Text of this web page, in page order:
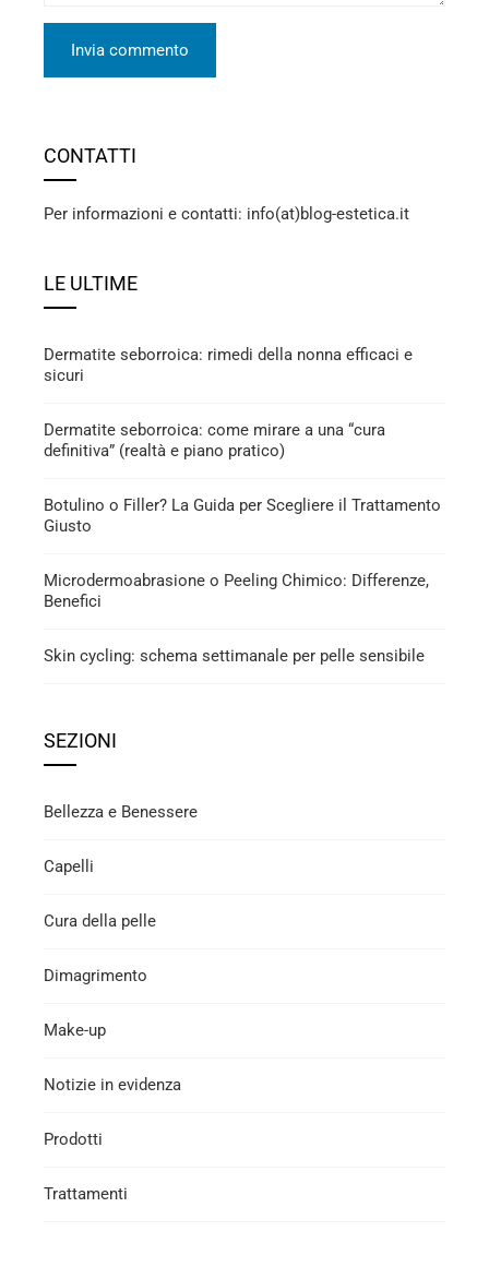
CONTATTI
Per informazioni e contatti: info(at)blog-estetica.it
LE ULTIME
Dermatite seborroica: rimedi della nonna efficaci e
sicuri
Dermatite seborroica: come mirare a una “cura
definitiva” (realtà e piano pratico)
Botulino o Filler? La Guida per Scegliere il Trattamento
Giusto
Microdermoabrasione o Peeling Chimico: Differenze,
Benefici
Skin cycling: schema settimanale per pelle sensibile
SEZIONI
Bellezza e Benessere
Capelli
Cura della pelle
Dimagrimento
Make-up
Notizie in evidenza
Prodotti
Trattamenti